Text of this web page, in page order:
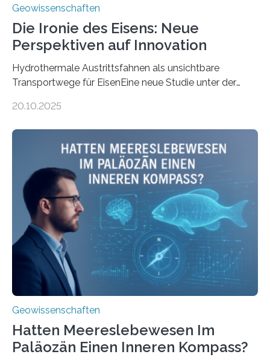
Geowissenschaften
Die Ironie des Eisens: Neue
Perspektiven auf Innovation
Hydrothermale Austrittsfahnen als unsichtbare
Transportwege für EisenEine neue Studie unter der
Umweltwissenschaften der Universität Bremen –
Stoffkreislauf im Ozean prägen. Die Überblicksstudie
mit dem Titel „Iron’s Irony“ ist in Communications Earth
& Environment erschienen. Die Studie fasst bestehende
Forschungsergebnisse zusammen und interpretiert sie
neu, um zu erklären, wie Eisen, das aus hydrothermalen
Systemen freigesetzt wird, über ganze Ozeanbecken
transportiert werden kann. „Das…
20.10.2025
Geowissenschaften
Hatten Meereslebewesen Im
Paläozän Einen Inneren Kompass?